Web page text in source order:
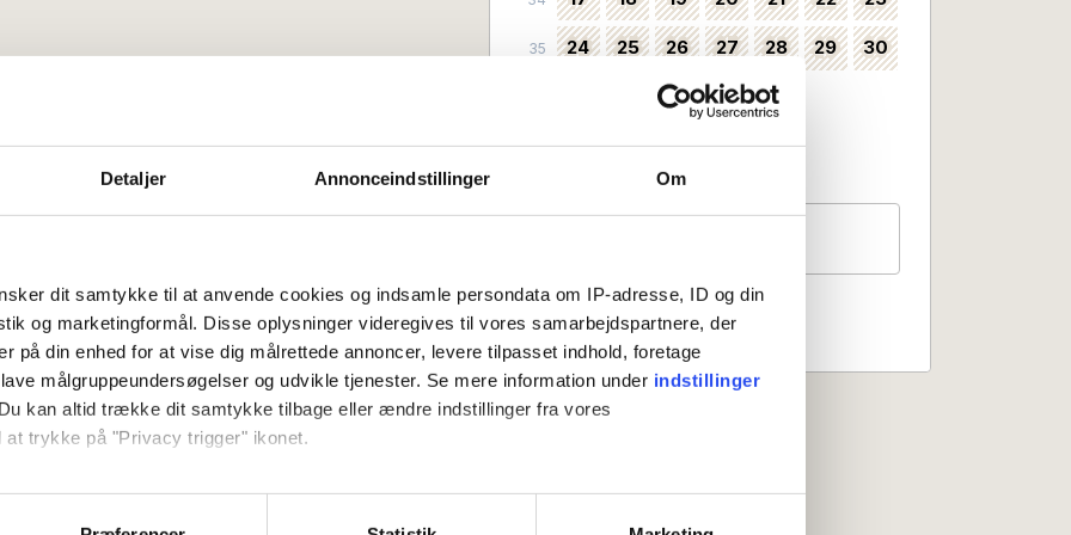
Detaljer Annonceindstillinger Om
dit samtykke til at anvende cookies og indsamle persondata om IP-adresse, ID og din
og marketingformål. Disse oplysninger videregives til vores samarbejdspartnere, der
på din enhed for at vise dig målrettede annoncer, levere tilpasset indhold, foretage
målgruppeundersøgelser og udvikle tjenester. Se mere information under indstillinger
kan altid trække dit samtykke tilbage eller ændre indstillinger fra vores
at trykke på "Privacy trigger" ikonet.
gerne:
om din placering, der kan være nøjagtig inden for få meter
med havsutsikt för 2–4
mitt i charmiga
inredd enligt följande:
köket. Från köket finns tillgång till
till lägenhetens vardagsrum, som är
Antal sovrum: 1
35 24 25 26 27 28 29 30
Valbart som incheckningsdatum